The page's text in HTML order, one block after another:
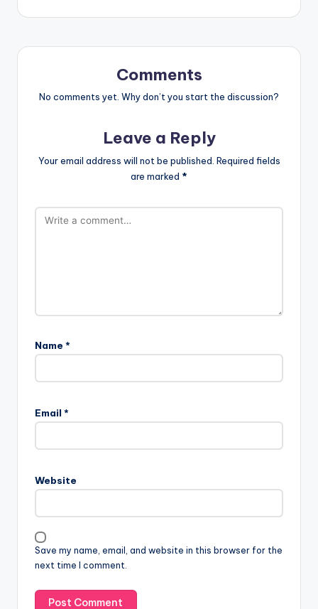
Comments
No comments yet. Why don’t you start the discussion?
Leave a Reply
Your email address will not be published. Required fields
are marked *
Name *
Email *
Website
Save my name, email, and website in this browser for the
next time I comment.